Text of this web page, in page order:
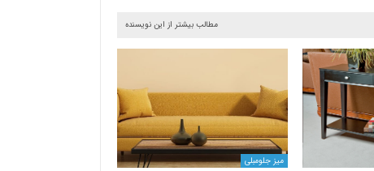
مطالب بیشتر از این نویسنده
میز جلومبلی